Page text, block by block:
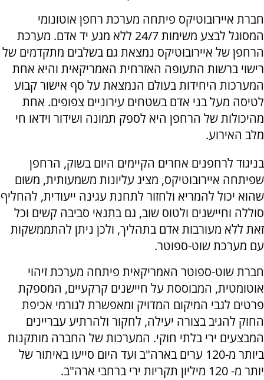
חברת איירובוטיקס פיתחה מערכת רחפן אוטונומי
המסוגל לבצע משימות 24/7 ללא מגע יד אדם. מערכת
הרחפן של איירובוטיקס נמצאת גם בשלבים מתקדמים של
רישוי ברשות התעופה האזרחית האמריקאית והיא אחת
המערכות היחידות בעולם הנמצאת על סף אישור קבוע
לטיסה מעל בני אדם בשטחים עירוניים צפופים. אחת
מהיכולות של הרחפן היא לספק תמונה ושידור וידאו חי
מלב האירוע.
בניגוד לרחפנים אחרים הקיימים היום בשוק, הרחפן
שפיתחה איירובוטיקס, מציג עליונות משמעותית, משום
שהוא יכול להמריא ולחזור לתחנת עגינה ייעודית, להחליף
סוללה וחיישנים ולטוס שוב, גם בתנאי סביבה קשים וכל
זאת ללא מעורבות אדם בתהליך, ולכן ניתן להתממשקות
עם מערכת שוט-ספוטר.
חברת שוט-ספוטר האמריקאית פיתחה מערכת זיהוי
אוטומטית, המבוססת על חיישנים קרקעיים, המספקת
פרטים לגבי המיקום המדויק ומאפשרת לגורמי אכיפת
החוק להגיב בצורה יעילה, לחקור ולהרתיע עבריינים
המבצעים ירי בלתי חוקי. המערכות של החברה מותקנות
ביותר מ-120 ערים בארה"ב ועד היום סייעו באיתור של
יותר מ- 120 מיליון תקריות ירי ברחבי ארה"ב
.